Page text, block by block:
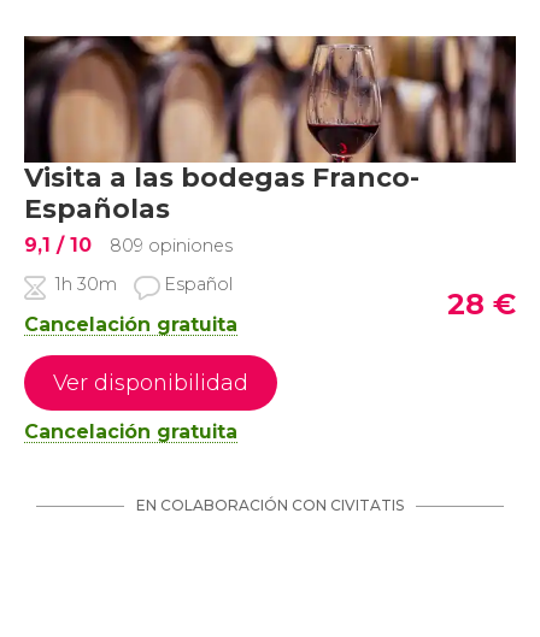
Visita a las bodegas Franco-
Españolas
9,1 / 10
809 opiniones
1h 30m
Español
Cancelación gratuita
28 €
Ver disponibilidad
Cancelación gratuita
EN COLABORACIÓN CON CIVITATIS